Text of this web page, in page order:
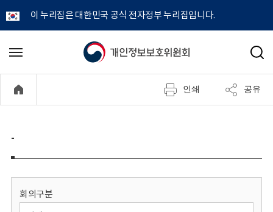
이 누리집은 대한민국 공식 전자정부 누리집입니다.
개
정
보
메
기
검
인쇄 공유
-
회의구분